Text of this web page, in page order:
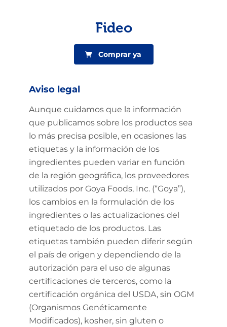
Fideo
Comprar ya
Aviso legal
Aunque cuidamos que la información
que publicamos sobre los productos sea
lo más precisa posible, en ocasiones las
etiquetas y la información de los
ingredientes pueden variar en función
de la región geográfica, los proveedores
utilizados por Goya Foods, Inc. (“Goya”),
los cambios en la formulación de los
ingredientes o las actualizaciones del
etiquetado de los productos. Las
etiquetas también pueden diferir según
el país de origen y dependiendo de la
autorización para el uso de algunas
certificaciones de terceros, como la
certificación orgánica del USDA, sin OGM
(Organismos Genéticamente
Modificados), kosher, sin gluten o